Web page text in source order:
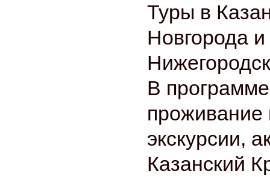
Туры в
Новгорода
В
проживание
экскурсии,
Казанский